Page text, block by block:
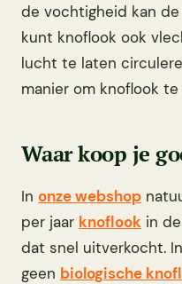
de vochtigheid kan
kunt knoflook ook
lucht te laten
manier om knoflook te
Waar koop je
In onze webshop
per jaar knoflook in
dat snel uitverkocht.
geen biologische